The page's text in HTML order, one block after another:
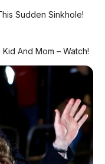
Bekasi-
tapi
km/liter. Kalau
tembus 22
Sudden Sinkhole!
And Mom – Watch!